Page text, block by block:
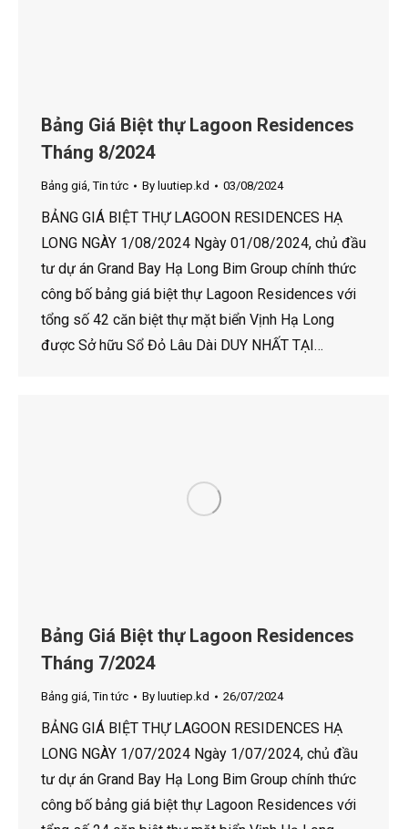
Bảng Giá Biệt thự Lagoon Residences
Tháng 8/2024
Bảng giá,Tin tức By luutiep.kd 03/08/2024
BẢNG GIÁ BIỆT THỰ LAGOON RESIDENCES HẠ
LONG NGÀY 1/08/2024 Ngày 01/08/2024, chủ đầu
tư dự án Grand Bay Hạ Long Bim Group chính thức
công bố bảng giá biệt thự Lagoon Residences với
tổng số 42 căn biệt thự mặt biển Vịnh Hạ Long
được Sở hữu Sổ Đỏ Lâu Dài DUY NHẤT TẠI…
Bảng Giá Biệt thự Lagoon Residences
Tháng 7/2024
Bảng giá,Tin tức By luutiep.kd 26/07/2024
BẢNG GIÁ BIỆT THỰ LAGOON RESIDENCES HẠ
LONG NGÀY 1/07/2024 Ngày 1/07/2024, chủ đầu
tư dự án Grand Bay Hạ Long Bim Group chính thức
công bố bảng giá biệt thự Lagoon Residences với